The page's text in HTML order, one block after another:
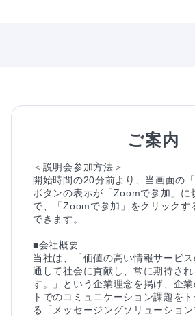
ご案内
＜説明会参加方法＞
開始時間の20分前より、当画面の
ボタンの表示が「Zoomで参加」に
で、「Zoomで参加」をクリックす
できます。
■会社概要
当社は、「価値の高い情報サービ
通して社会に貢献し、常に期待さ
す。」という企業理念を掲げ、企
トでのコミュニケーション課題を
る「メッセージングソリューショ